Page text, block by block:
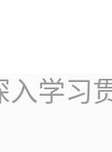
入学习